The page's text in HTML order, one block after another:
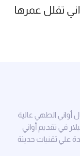
على طهي صحي
أواني الطهي عالية
2013، تخصصت فيلار في تقديم أواني
علي تقنيات حديثة